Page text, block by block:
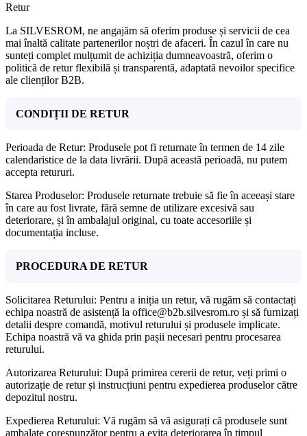
Retur
La SILVESROM, ne angajăm să oferim produse și servicii de cea
mai înaltă calitate partenerilor noștri de afaceri. În cazul în care nu
sunteți complet mulțumit de achiziția dumneavoastră, oferim o
politică de retur flexibilă și transparentă, adaptată nevoilor specifice
ale clienților B2B.
CONDIȚII DE RETUR
Perioada de Retur: Produsele pot fi returnate în termen de 14 zile
calendaristice de la data livrării. După această perioadă, nu putem
accepta retururi.
Starea Produselor: Produsele returnate trebuie să fie în aceeași stare
în care au fost livrate, fără semne de utilizare excesivă sau
deteriorare, și în ambalajul original, cu toate accesoriile și
documentația incluse.
PROCEDURA DE RETUR
Solicitarea Returului: Pentru a iniția un retur, vă rugăm să contactați
echipa noastră de asistență la office@b2b.silvesrom.ro și să furnizați
detalii despre comandă, motivul returului și produsele implicate.
Echipa noastră vă va ghida prin pașii necesari pentru procesarea
returului.
Autorizarea Returului: După primirea cererii de retur, veți primi o
autorizație de retur și instrucțiuni pentru expedierea produselor către
depozitul nostru.
Expedierea Returului: Vă rugăm să vă asigurați că produsele sunt
ambalate corespunzător pentru a evita deteriorarea în timpul